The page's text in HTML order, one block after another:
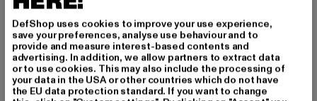
URBAN CLASSICS
Ladies Light Terry Oversized
EUR 16,00
Huidige prijs: EUR 16,00
EUR 39,99Actieprijs: EUR 39,99
URBAN CLASSICS
Ladies Oversized Cropped
EUR 20,09
Huidige prijs: EUR 20,09
EUR 29,99 Actieprijs:
DefShop uses cookies to improve your use experience,
save your preferences, analyse use behaviour and to
provide and measure interest-based contents and
advertising. In addition, we allow partners to extract data
or to use cookies. This may also include the processing of
your data in the USA or other countries which do not have
the EU data protection standard. If you want to change